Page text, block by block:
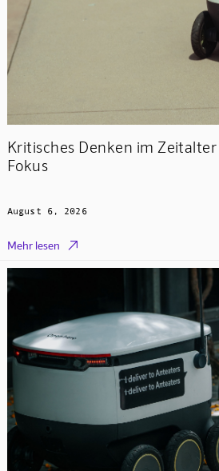
Kritisches Denken im
Fokus
August 6, 2026
Mehr lesen 